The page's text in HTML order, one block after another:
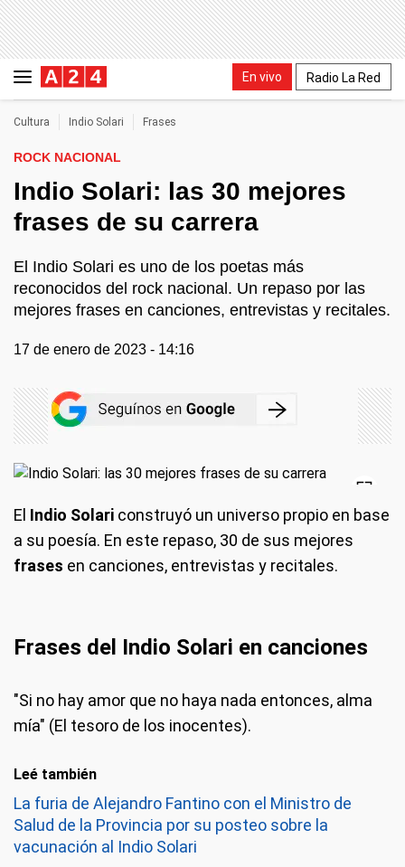
En vivo Radio La Red
Cultura Indio Solari Frases
ROCK NACIONAL
Indio Solari: las 30 mejores
frases de su carrera
El Indio Solari es uno de los poetas más
reconocidos del rock nacional. Un repaso por las
mejores frases en canciones, entrevistas y recitales.
17 de enero de 2023 - 14:16
El Indio Solari construyó un universo propio en base
a su poesía. En este repaso, 30 de sus mejores
frases en canciones, entrevistas y recitales.
Frases del Indio Solari en canciones
"Si no hay amor que no haya nada entonces, alma
mía" (El tesoro de los inocentes).
Leé también
La furia de Alejandro Fantino con el Ministro de
Salud de la Provincia por su posteo sobre la
vacunación al Indio Solari